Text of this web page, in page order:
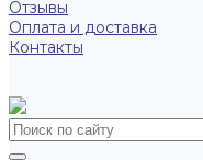
Отзывы
Оплата и доставка
Контакты